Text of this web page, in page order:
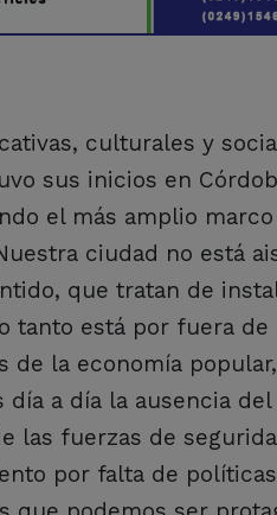
culturales y
sus inicios en
el más amplio
ciudad no está
que tratan de
tanto está por fuera de
de la economía
a día la ausencia del
las fuerzas de
por falta de